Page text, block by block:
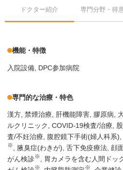
ドクター紹介 専門分野・得
機能・特徴
入院設備 DPC参加病院
専門的な治療・特色
漢方 禁煙治療 肝機能障害 膠原病
ルクリニック
COVID-19検査/治療
査/不妊治療
腹腔鏡下手術(婦人科系)
※ 腋臭症(わきが) 舌下免疫療法 顔
がん検診※ 胃カメラを含む人間ドッ
※ ※